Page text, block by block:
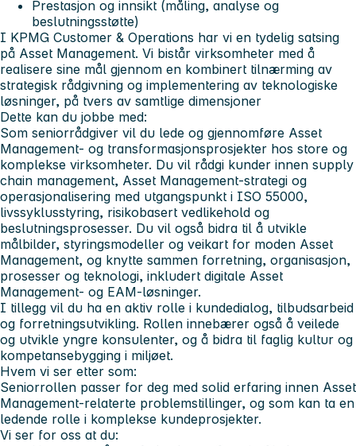
Prestasjon og innsikt (måling, analyse og
beslutningsstøtte)
I KPMG Customer & Operations har vi en tydelig satsing
på Asset Management. Vi bistår virksomheter med å
realisere sine mål gjennom en kombinert tilnærming av
strategisk rådgivning og implementering av teknologiske
løsninger, på tvers av samtlige dimensjoner
Dette kan du jobbe med:
Som seniorrådgiver vil du lede og gjennomføre Asset
Management- og transformasjonsprosjekter hos store og
komplekse virksomheter. Du vil rådgi kunder innen supply
chain management, Asset Management-strategi og
operasjonalisering med utgangspunkt i ISO 55000,
livssyklusstyring, risikobasert vedlikehold og
beslutningsprosesser. Du vil også bidra til å utvikle
målbilder, styringsmodeller og veikart for moden Asset
Management, og knytte sammen forretning, organisasjon,
prosesser og teknologi, inkludert digitale Asset
Management- og EAM-løsninger.
I tillegg vil du ha en aktiv rolle i kundedialog, tilbudsarbeid
og forretningsutvikling. Rollen innebærer også å veilede
og utvikle yngre konsulenter, og å bidra til faglig kultur og
kompetansebygging i miljøet.
Hvem vi ser etter som:
Seniorrollen passer for deg med solid erfaring innen Asset
Management‑relaterte problemstillinger, og som kan ta en
ledende rolle i komplekse kundeprosjekter.
Vi ser for oss at du: